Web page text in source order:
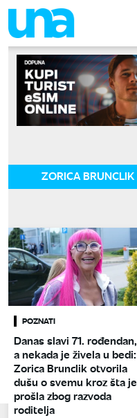
ZORICA BRUNCLIK
POZNATI
Danas slavi 71. rođendan,
a nekada je živela u bedi:
Zorica Brunclik otvorila
dušu o svemu kroz šta je
prošla zbog razvoda
roditelja